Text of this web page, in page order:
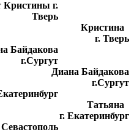
Кристина
г. Тверь
Диана Байдакова
г.Сургут
Татьяна
г. Екатеринбург